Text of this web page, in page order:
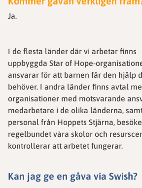
Ja.
I de flesta länder där vi arbetar finns
uppbyggda Star of Hope-
ansvarar för att barnen får den hjälp
behöver. I andra länder finns avtal
organisationer med motsvarande
medarbetare i de olika länderna,
personal från Hoppets Stjärna,
regelbundet våra skolor och
kontrollerar att arbetet fungerar.
Kan jag ge en gåva via Swish?